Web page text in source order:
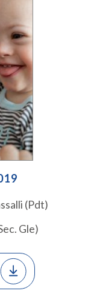
(Pdt)
Gle)